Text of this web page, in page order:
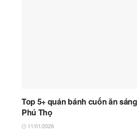
Top 5+ quán bánh cuốn ăn
Phú Thọ
11/01/2026